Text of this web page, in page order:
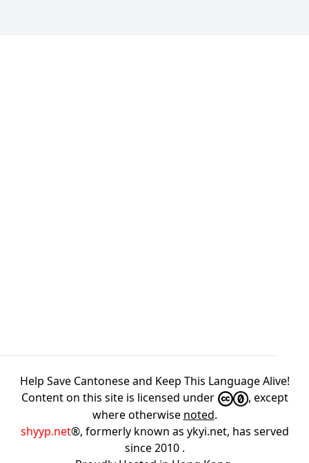
Help Save Cantonese and Keep This Language Alive!
Content on this site is licensed under
, except
where otherwise noted.
shyyp.net®, formerly known as ykyi.net, has served
since 2010 .